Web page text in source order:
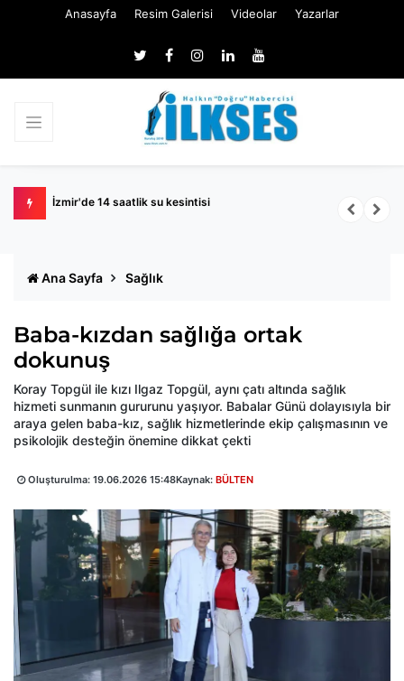
Anasayfa Resim Galerisi Videolar Yazarlar
İzmir'de 14 saatlik su kesintisi
Ana Sayfa Sağlık
Baba-kızdan sağlığa ortak
dokunuş
Koray Topgül ile kızı Ilgaz Topgül, aynı çatı altında sağlık
hizmeti sunmanın gururunu yaşıyor. Babalar Günü dolayısıyla bir
araya gelen baba-kız, sağlık hizmetlerinde ekip çalışmasının ve
psikolojik desteğin önemine dikkat çekti
Oluşturulma: 19.06.2026 15:48Kaynak: BÜLTEN